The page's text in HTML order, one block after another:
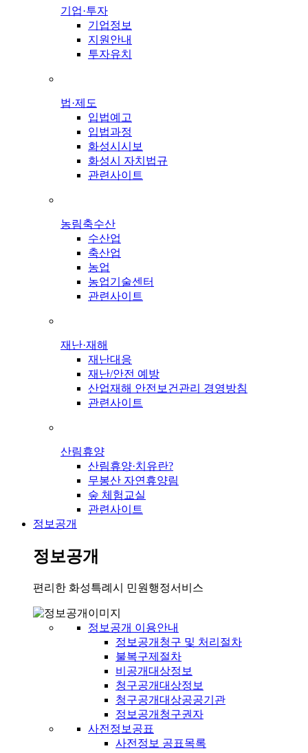
기업·투자
기업정보
지원안내
투자유치
법·제도
입법예고
입법과정
화성시시보
화성시 자치법규
관련사이트
농림축수산
수산업
축산업
농업
농업기술센터
관련사이트
재난·재해
재난대응
재난/안전 예방
산업재해 안전보건관리 경영방침
관련사이트
산림휴양
산림휴양·치유란?
무봉산 자연휴양림
숲 체험교실
관련사이트
정보공개
정보공개
편리한 화성특례시 민원행정서비스
정보공개 이용안내
정보공개청구 및 처리절차
불복구제절차
비공개대상정보
청구공개대상정보
청구공개대상공공기관
정보공개청구권자
사전정보공표
사전정보 공표목록